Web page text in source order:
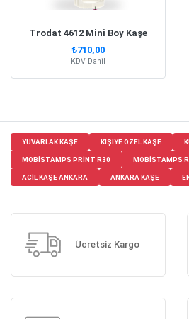
Trodat 4612 Mini Boy Kaşe
₺710,00
KDV Dahil
YUVARLAK KAŞE KIŞIYE ÖZEL KAŞE
MOBISTAMPS PRINT R30 MOBISTAMPS
ACIL KAŞE ANKARA ANKARA KAŞE
Ücretsiz Kargo